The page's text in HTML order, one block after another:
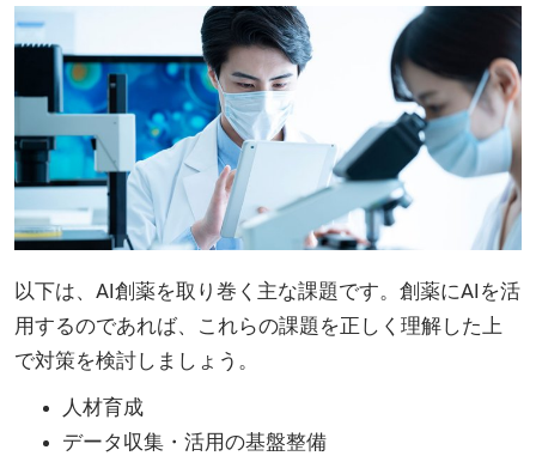
以下は、AI創薬を取り巻く主な課題です。創薬にAIを活
用するのであれば、これらの課題を正しく理解した上
で対策を検討しましょう。
人材育成
データ収集・活用の基盤整備